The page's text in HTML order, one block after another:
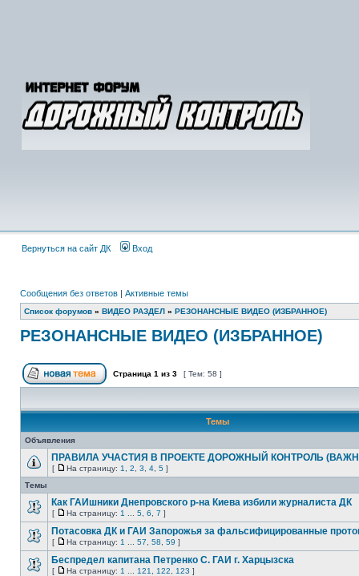
Вернуться на сайт ДК Вход
Сообщения без ответов | Активные темы
Список форумов » ВИДЕО РАЗДЕЛ » РЕЗОНАНСНЫЕ ВИДЕО (ИЗБРАННОЕ)
РЕЗОНАНСНЫЕ ВИДЕО (ИЗБРАННОЕ)
Страница 1 из 3 [ Тем: 58 ]
Темы
Объявления
ПРАВИЛА УЧАСТИЯ В ПРОЕКТЕ ДОРОЖНЫЙ КОНТРОЛЬ
[ На страницу: 1 2 3 4 5 ]
Темы
Как ГАИшники Днепровского р-на Киева избили журналиста ДК
[ На страницу: 1 5 6 7 ]
Потасовка ДК и ГАИ Запорожья за фальсифицированные
[ На страницу: 1 57 58 59 ]
Беспредел капитана Петренко С. ГАИ г. Харцызска
[ На страницу: 1 121 122 123 ]